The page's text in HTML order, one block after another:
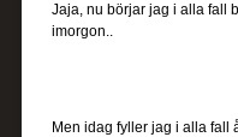
Jaja, nu börjar jag i alla fall
imorgon..
Men idag fyller jag i alla fall